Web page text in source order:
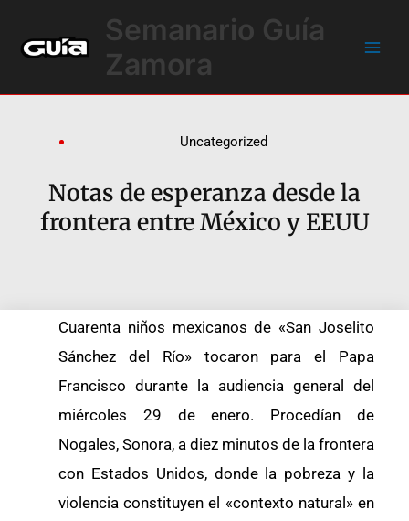
contenido
Semanario Guía
Zamora
Uncategorized
Notas de esperanza desde la
frontera entre México y EEUU
Cuarenta niños mexicanos de «San Joselito
Sánchez del Río» tocaron para el Papa
Francisco durante la audiencia general del
miércoles 29 de enero. Procedían de
Nogales, Sonora, a diez minutos de la frontera
con Estados Unidos, donde la pobreza y la
violencia constituyen el «contexto natural» en